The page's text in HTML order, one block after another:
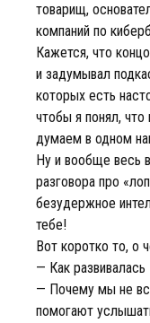
товарищ,
компаний по
Кажется, что
и задумывал
которых есть
чтобы я понял,
думаем в одном
Ну и вообще весь
разговора про
безудержное
тебе!
Вот коротко то, о
— Как
— Почему мы не
помогают